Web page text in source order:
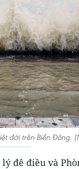
đới trên Biển Đông.
đê điều và